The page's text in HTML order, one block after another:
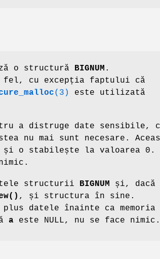
o structură BIGNUM .
fel, cu excepția faptului că
(3)
este utilizată
a distruge date sensibile,
nu mai sunt necesare.
și o stabilește la valoarea 0.
structurii BIGNUM
și, dacă
, și structura în sine.
datele înainte ca memoria
a este NULL, nu se face nimic.